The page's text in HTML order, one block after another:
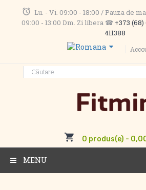
Lu. - Vi. 09:00 - 18:00 / Pauza de
09:00 - 13:00 Dm. Zi libera ☎ +373
411388
0 produs(e) -
MENU